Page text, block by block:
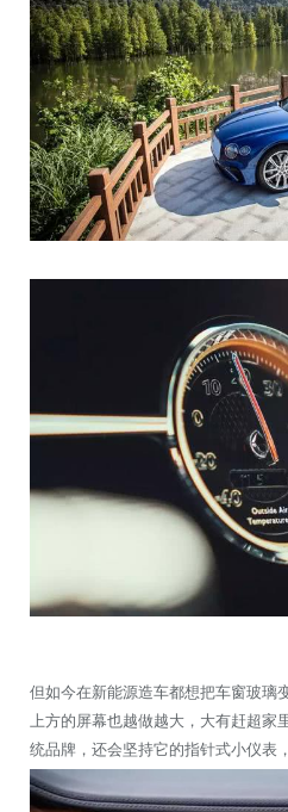
但如今在新能源造车都想把车窗玻璃
上方的屏幕也越做越大，大有赶超家
统品牌，还会坚持它的指针式小仪表